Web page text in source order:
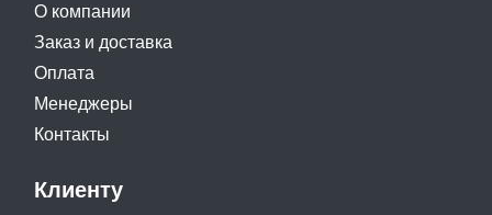
О компании
Заказ и доставка
Оплата
Менеджеры
Контакты
Клиенту